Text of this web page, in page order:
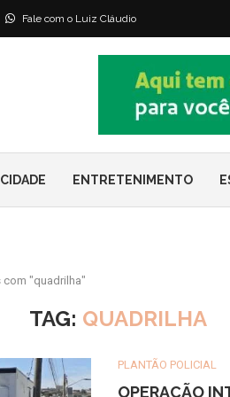
Fale com o Luiz Cláudio
CIDADE ENTRETENIMENTO
com "quadrilha"
TAG: QUADRILHA
PLANTÃO POLICIAL
OPERAÇÃO